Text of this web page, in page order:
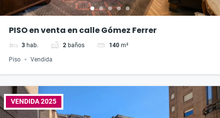
PISO en venta en calle Gómez Ferrer
3 hab. 2 baños 140 m²
Piso Vendida
VENDIDA 2025